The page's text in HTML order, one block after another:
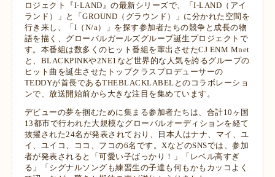
ロジェクト『I-LAND』の最新シリーズで、「I-LAND（アイ
ランド）」と「GROUND（グラウンド）」に分かれた空間を
行き来し、「I（N/a）」を探す参加者たちの競争と成長の物
語を描く、グローバルガールズグループ誕生プロジェクトで
す。本番組は数多くのヒット番組を輩出させたCJ ENM Mnet
と、BLACKPINKや2NE1など世界的な人気を誇るグループの
ヒット曲を誕生させたトップクラスプロデューサーの
TEDDYが首長であるTHEBLACKLABELとのコラボレーショ
ンで、放送開始前から大きな注目を集めています。
デビューの夢を掴むために集まる参加者たちは、合計10ヶ国
13都市で行われた大規模なグローバルオーディションを経て
抜擢された24名が発表されており、日本人はナナ、マイ、ユ
イ、ユイコ、ココ、フコの6名です。XなどのSNSでは、参加
者が発表されると「可愛い子ばっかり！」「レベル高すぎ
る」「シグナルソングも練習生の子達も何もかもカッコよく